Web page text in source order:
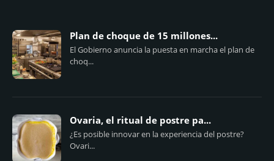
Plan de choque de 15 millones...
El Gobierno anuncia la puesta en marcha el plan de
choq...
Ovaria, el ritual de postre pa...
¿Es posible innovar en la experiencia del postre?
Ovari...